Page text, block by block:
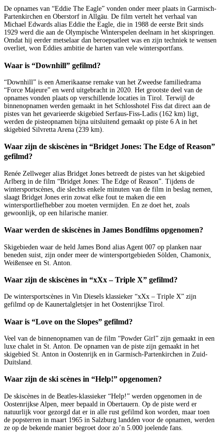
De opnames van “Eddie The Eagle” vonden onder meer plaats in Garmisch-
Partenkirchen en Oberstorf in Allgäu. De film vertelt het verhaal van
Michael Edwards alias Eddie the Eagle, die in 1988 de eerste Brit sinds
1929 werd die aan de Olympische Winterspelen deelnam in het skispringen.
Omdat hij eerder metselaar dan beroepsatleet was en zijn techniek te wensen
overliet, won Eddies ambitie de harten van vele wintersportfans.
Waar is “Downhill” gefilmd?
“Downhill” is een Amerikaanse remake van het Zweedse familiedrama
“Force Majeure” en werd uitgebracht in 2020. Het grootste deel van de
opnames vonden plaats op verschillende locaties in Tirol. Terwijl de
binnenopnamen werden gemaakt in het Schlosshotel Fiss dat direct aan de
pistes van het gevarieerde skigebied Serfaus-Fiss-Ladis (162 km) ligt,
werden de pisteopnamen bijna uitsluitend gemaakt op piste 6 A in het
skigebied Silvretta Arena (239 km).
Waar zijn de skiscènes in “Bridget Jones: The Edge of Reason”
gefilmd?
Renée Zellweger alias Bridget Jones betreedt de pistes van het skigebied
Arlberg in de film “Bridget Jones: The Edge of Reason”. Tijdens de
wintersportscènes, die slechts enkele minuten van de film in beslag nemen,
slaagt Bridget Jones erin zowat elke fout te maken die een
wintersportliefhebber zou moeten vermijden. En ze doet het, zoals
gewoonlijk, op een hilarische manier.
Waar werden de skiscènes in James Bondfilms opgenomen?
Skigebieden waar de held James Bond alias Agent 007 op planken naar
beneden suist, zijn onder meer de wintersportgebieden Sölden, Chamonix,
Weißensee en St. Anton.
Waar zijn de skiscènes in “xXx – Triple X” gefilmd?
De wintersportscènes in Vin Diesels klassieker “xXx – Triple X” zijn
gefilmd op de Kaunertalgletsjer in het Oostenrijkse Tirol.
Waar is “Love on the Slopes” gefilmd?
Veel van de binnenopnamen van de film “Powder Girl” zijn gemaakt in een
luxe chalet in St. Anton. De opnamen van de piste zijn gemaakt in het
skigebied St. Anton in Oostenrijk en in Garmisch-Partenkirchen in Zuid-
Duitsland.
Waar zijn de ski scènes in “Help!” opgenomen?
De skiscènes in de Beatles-klassieker “Help!” werden opgenomen in de
Oostenrijkse Alpen, meer bepaald in Obertauern. Op de piste werd er
natuurlijk voor gezorgd dat er in alle rust gefilmd kon worden, maar toen
de popsterren in maart 1965 in Salzburg landden voor de opnamen, werden
ze op de bekende manier begroet door zo’n 5.000 joelende fans.